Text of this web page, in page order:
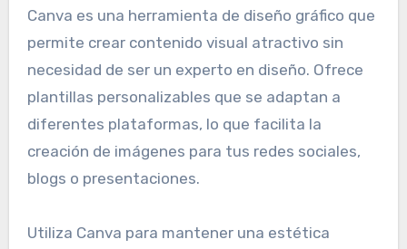
Canva es una herramienta de diseño gráfico que
permite crear contenido visual atractivo sin
necesidad de ser un experto en diseño. Ofrece
plantillas personalizables que se adaptan a
diferentes plataformas, lo que facilita la
creación de imágenes para tus redes sociales,
blogs o presentaciones.
Utiliza Canva para mantener una estética